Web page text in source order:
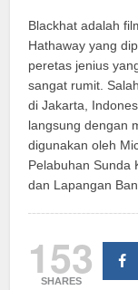
Blackhat adalah
Hathaway yang
peretas jenius
sangat rumit.
di Jakarta,
langsung dengan
digunakan oleh
Pelabuhan Sunda
dan Lapangan
153
SHARES